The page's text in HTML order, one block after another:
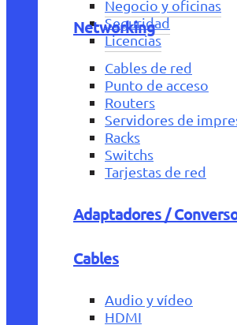
Negocio y oficinas
Seguridad
Licencias
Networking
Cables de red
Punto de acceso
Routers
Servidores de
Racks
Switchs
Tarjestas de red
Adaptadores /
Cables
Audio y vídeo
HDMI